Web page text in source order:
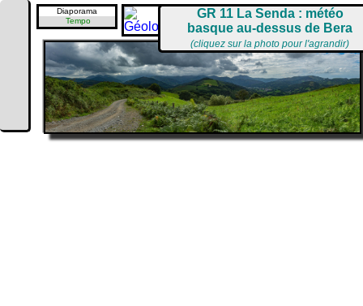
Diaporama
Tempo
GR 11 La Senda : météo
basque au-dessus de Bera
(cliquez sur la photo pour l'agrandir)